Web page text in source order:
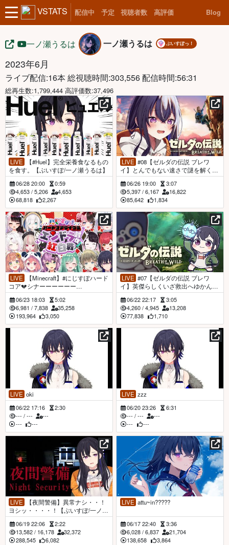
VSTATS 配信中 予定 視聴者数 高評価 Blog
一ノ瀬うるは 一ノ瀬うるは ぶいすぽっ！
2023年6月
ライブ配信:16本 総視聴時間:303,556 配信時間:56:31
総再生数:1,799,444 高評価数:37,496
LIVE
を食す。【ぶいすぽ/一ノ瀬うるは】
06/28 20:00
0:59
4,653/ 5,206
4,653
68,818
2,267
LIVE
イ】とんでもない速さで謎を解く初
見さんのゼルダ【ぶいすぽ/一ノ瀬う
るは】
06/26 19:00
3:07
5,397 /6,167
16,822
85,642
1,834
LIVE
コア💔シナーーーーーー
ン！！！！！！！！！【ぶいすぽ/一
ノ瀬うるは】
06/23 18:03
5:02
6,981 / 7,838
35,258
193,964
3,050
LIVE
イ】英傑らしくいざ救出へゆかん
【ぶいすぽ/一ノ瀬うるは】
06/22 22:17
3:05
4,260 /4,945
13,208
77,838
1,710
LIVE oki
06/22 17:16
2:30
--- / ---
---
---
---
LIVE zzz
06/20 23:26
6:31
--- /---
---
---
---
LIVE
ヨシッ・・・・！【ぶいすぽ/一ノ瀬
うるは】
06/19 22:06
2:22
13,582/ 16,178
32,372
288,545
6,082
LIVE attu~in?????
06/17 22:40
3:36
6,028 /6,837
21,704
138,658
3,864